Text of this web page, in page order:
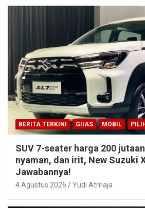
BERITA TERKINI GIIAS MOBIL
SUV 7-seater harga 200
nyaman, dan irit, New Suzuki
Jawabannya!
4 Agustus 2026 Yudi Atmaja